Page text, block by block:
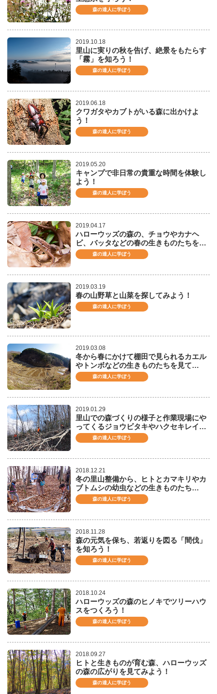
森の達人に学ぼう
2019.10.18
里山に実りの秋を告げ、絶景をもたらす
「霧」を知ろう！
森の達人に学ぼう
2019.06.18
クワガタやカブトがいる森に出かけよ
う！
森の達人に学ぼう
2019.05.20
キャンプで非日常の貴重な時間を体験し
よう！
森の達人に学ぼう
2019.04.17
ハローウッズの森の、チョウやカナヘ
ビ、バッタなどの春の生きものたちを…
森の達人に学ぼう
2019.03.19
春の山野草と山菜を探してみよう！
森の達人に学ぼう
2019.03.08
冬から春にかけて棚田で見られるカエル
やトンボなどの生きものたちを見て…
森の達人に学ぼう
2019.01.29
里山での森づくりの様子と作業現場にや
ってくるジョウビタキやハクセキレイ…
森の達人に学ぼう
2018.12.21
冬の里山整備から、ヒトとカマキリやカ
ブトムシの幼虫などの生きものたち…
森の達人に学ぼう
2018.11.28
森の元気を保ち、若返りを図る「間伐」
を知ろう！
森の達人に学ぼう
2018.10.24
ハローウッズの森のヒノキでツリーハウ
スをつくろう！
森の達人に学ぼう
2018.09.27
ヒトと生きものが育む森、ハローウッズ
の森の広がりを見てみよう！
森の達人に学ぼう